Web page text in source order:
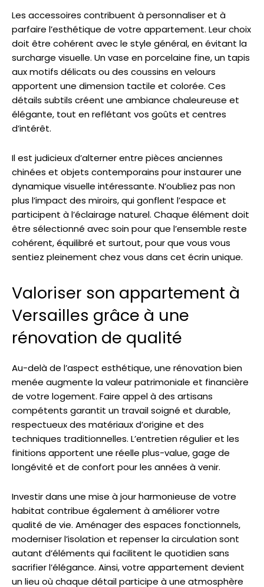
Les accessoires contribuent à personnaliser et à
parfaire l’esthétique de votre appartement. Leur choix
doit être cohérent avec le style général, en évitant la
surcharge visuelle. Un vase en porcelaine fine, un tapis
aux motifs délicats ou des coussins en velours
apportent une dimension tactile et colorée. Ces
détails subtils créent une ambiance chaleureuse et
élégante, tout en reflétant vos goûts et centres
d’intérêt.
Il est judicieux d’alterner entre pièces anciennes
chinées et objets contemporains pour instaurer une
dynamique visuelle intéressante. N’oubliez pas non
plus l’impact des miroirs, qui gonflent l’espace et
participent à l’éclairage naturel. Chaque élément doit
être sélectionné avec soin pour que l’ensemble reste
cohérent, équilibré et surtout, pour que vous vous
sentiez pleinement chez vous dans cet écrin unique.
Valoriser son appartement à
Versailles grâce à une
rénovation de qualité
Au-delà de l’aspect esthétique, une rénovation bien
menée augmente la valeur patrimoniale et financière
de votre logement. Faire appel à des artisans
compétents garantit un travail soigné et durable,
respectueux des matériaux d’origine et des
techniques traditionnelles. L’entretien régulier et les
finitions apportent une réelle plus-value, gage de
longévité et de confort pour les années à venir.
Investir dans une mise à jour harmonieuse de votre
habitat contribue également à améliorer votre
qualité de vie. Aménager des espaces fonctionnels,
moderniser l’isolation et repenser la circulation sont
autant d’éléments qui facilitent le quotidien sans
sacrifier l’élégance. Ainsi, votre appartement devient
un lieu où chaque détail participe à une atmosphère